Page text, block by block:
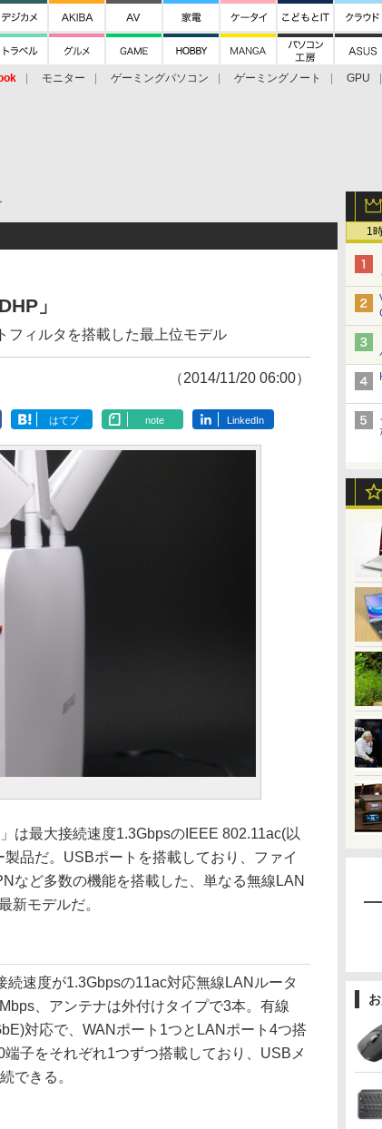
モニター ゲーミングパソコン ゲーミングノート
GPU
1
」
フィルタを搭載した最上位モデル
（2014/11/20 06:00）
はてブ note LinkedIn
は最大接続速度1.3GbpsのIEEE 802.11ac(以
品だ。USBポートを搭載しており、ファイ
など多数の機能を搭載した、単なる無線LAN
新モデルだ。
速度が1.3Gbpsの11ac対応無線LANルータ
、アンテナは外付けタイプで3本。有線
対応で、WANポート1つとLANポート4つ搭
子をそれぞれ1つずつ搭載しており、USBメ
できる。